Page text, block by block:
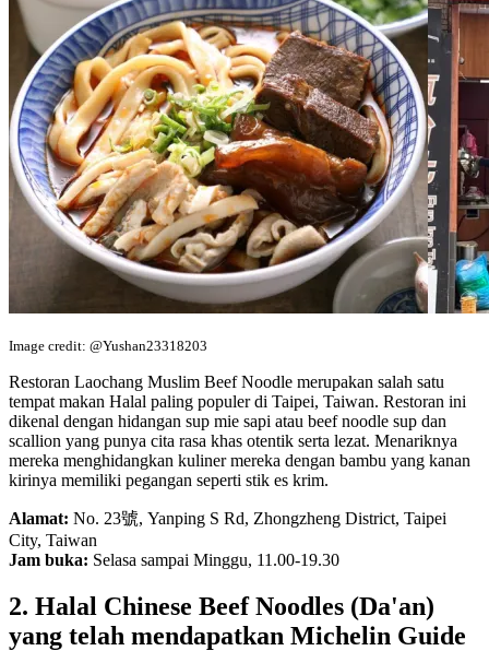
Image credit: @Yushan23318203
Restoran Laochang Muslim Beef Noodle merupakan salah satu
tempat makan Halal paling populer di Taipei, Taiwan. Restoran ini
dikenal dengan hidangan sup mie sapi atau beef noodle sup dan
scallion yang punya cita rasa khas otentik serta lezat. Menariknya
mereka menghidangkan kuliner mereka dengan bambu yang kanan
kirinya memiliki pegangan seperti stik es krim.
Alamat: No. 23號, Yanping S Rd, Zhongzheng District, Taipei
City, Taiwan
Jam buka: Selasa sampai Minggu, 11.00-19.30
2. Halal Chinese Beef Noodles (Da'an)
yang telah mendapatkan Michelin Guide